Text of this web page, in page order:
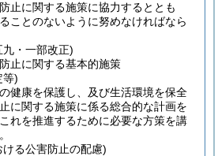
止に関する施策に協力するととも
ことのないように努めなければなら
・一部改正)
止に関する基本的施策
等)
健康を保護し、及び生活環境を保全
に関する施策に係る総合的な計画を
れを推進するために必要な方策を講
る公害防止の配慮)